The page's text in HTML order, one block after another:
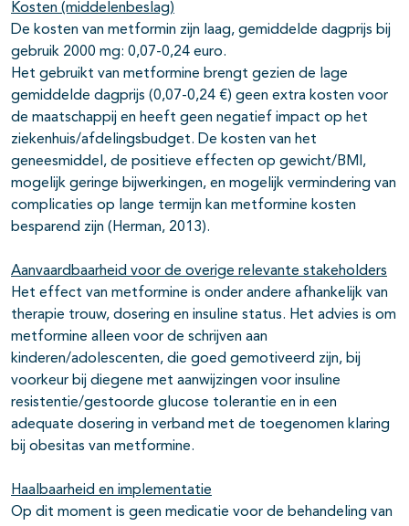
Kosten (middelenbeslag)
De kosten van metformin zijn laag, gemiddelde dagprijs bij
gebruik 2000 mg: 0,07-0,24 euro.
Het gebruikt van metformine brengt gezien de lage
gemiddelde dagprijs (0,07-0,24 €) geen extra kosten voor
de maatschappij en heeft geen negatief impact op het
ziekenhuis/afdelingsbudget. De kosten van het
geneesmiddel, de positieve effecten op gewicht/BMI,
mogelijk geringe bijwerkingen, en mogelijk vermindering van
complicaties op lange termijn kan metformine kosten
besparend zijn (Herman, 2013).
Aanvaardbaarheid voor de overige relevante stakeholders
Het effect van metformine is onder andere afhankelijk van
therapie trouw, dosering en insuline status. Het advies is om
metformine alleen voor de schrijven aan
kinderen/adolescenten, die goed gemotiveerd zijn, bij
voorkeur bij diegene met aanwijzingen voor insuline
resistentie/gestoorde glucose tolerantie en in een
adequate dosering in verband met de toegenomen klaring
bij obesitas van metformine.
Haalbaarheid en implementatie
Op dit moment is geen medicatie voor de behandeling van